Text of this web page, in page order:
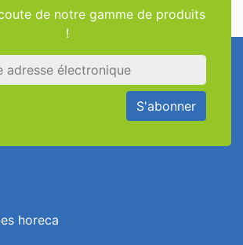
de notre gamme de produits
!
S'abonner
horeca